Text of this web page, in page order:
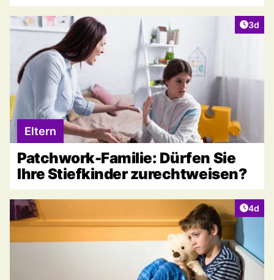
3d
Eltern
Patchwork-Familie: Dürfen Sie
Ihre Stiefkinder zurechtweisen?
4d